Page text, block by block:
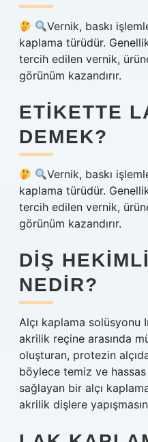
Vernik, baskı
kaplama türüdür.
tercih edilen vernik,
görünüm kazandırır.
ETIKETTE
DEMEK?
Vernik, baskı
kaplama türüdür.
tercih edilen vernik,
görünüm kazandırır.
DIŞ
NEDIR?
Alçı kaplama solüsyonu
akrilik reçine arasında
oluşturan, protezin
böylece temiz ve
sağlayan bir alçı
akrilik dişlere